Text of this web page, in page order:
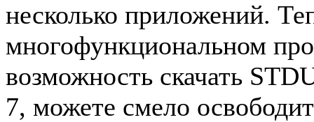
несколько приложений.
многофункциональном
возможность скачать
7, можете смело